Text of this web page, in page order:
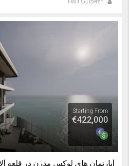
Starting From
€422,000
آپارتمان های لوکس مدرن در قلعه